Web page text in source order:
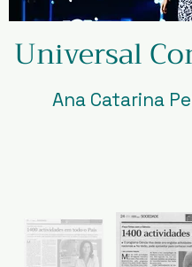
Universal
Ana Catarina